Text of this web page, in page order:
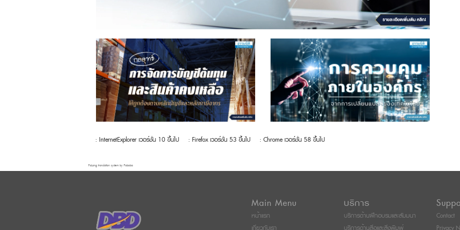
: InternetExplorer เวอร์ชั่น 10 ขึ้นไป : Firefox เวอร์ชั่น 53 ขึ้นไป : Chrome เวอร์ชั่น 58 ขึ้นไป
FaLang translation system by Faboba
Main Menu
หน้าแรก
บริการ
บริการด้านฝึกอบรมและสัมมนา
Contact